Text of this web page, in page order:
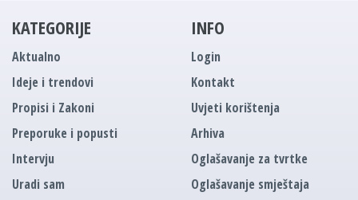
KATEGORIJE
Aktualno
Ideje i trendovi
Propisi i Zakoni
Preporuke i popusti
Intervju
Uradi sam
INFO
Login
Kontakt
Uvjeti korištenja
Arhiva
Oglašavanje za tvrtke
Oglašavanje smještaja